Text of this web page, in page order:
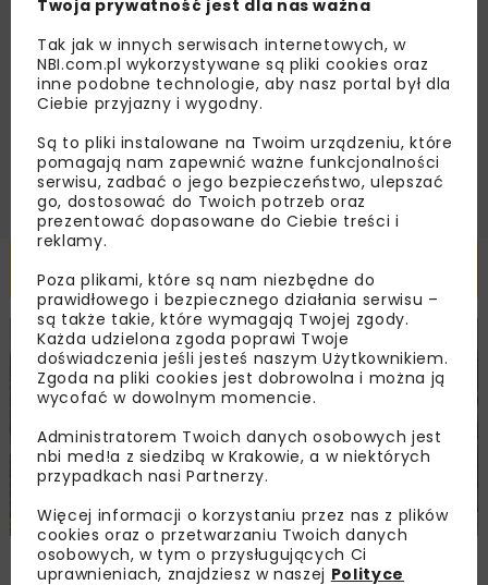
Zapoznałam/em się z Polityką Prywatności
Regulaminemoraz wyrażam zgodę na otrzymywanie na
podany przeze mnie adres e-mail korespondencji
handlowej w postaci newslettera.
ZAPISZ MNIE
Powiązane artykuły
KOLEJ WIADOMOŚCI
PKP PLK ogłosiły przetarg na odcinek Gdów
Twoja prywatność jest dla nas ważna
Tak jak w innych serwisach internetowych, w
NBI.com.pl wykorzystywane są pliki cookies oraz
inne podobne technologie, aby nasz portal był dla
Ciebie przyjazny i wygodny.
Są to pliki instalowane na Twoim urządzeniu, które
pomagają nam zapewnić ważne funkcjonalności
serwisu, zadbać o jego bezpieczeństwo, ulepszać
go, dostosować do Twoich potrzeb oraz
prezentować dopasowane do Ciebie treści i
reklamy.
Poza plikami, które są nam niezbędne do
prawidłowego i bezpiecznego działania serwisu –
są także takie, które wymagają Twojej zgody.
Każda udzielona zgoda poprawi Twoje
doświadczenia jeśli jesteś naszym Użytkownikiem.
Zgoda na pliki cookies jest dobrowolna i można ją
wycofać w dowolnym momencie.
Administratorem Twoich danych osobowych jest
nbi med!a z siedzibą w Krakowie, a w niektórych
przypadkach nasi Partnerzy.
Więcej informacji o korzystaniu przez nas z plików
cookies oraz o przetwarzaniu Twoich danych
osobowych, w tym o przysługujących Ci
uprawnieniach, znajdziesz w naszej Polityce